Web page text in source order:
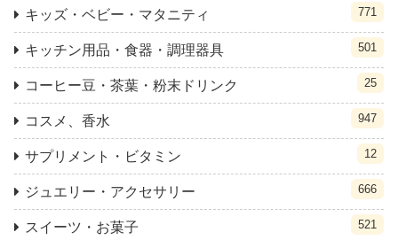
キッズ・ベビー・マタニティ 771
キッチン用品・食器・調理器具 501
コーヒー豆・茶葉・粉末ドリンク 25
コスメ、香水 947
サプリメント・ビタミン 12
ジュエリー・アクセサリー 666
スイーツ・お菓子 521